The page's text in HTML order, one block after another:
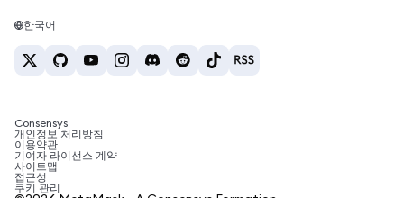
채용
테더 가격
BTC를 INR로 환전
ETH를 USDT로 환전
USDT 매수
SHIB 매수
BNB 매수
솔라나 지갑
암호화폐 세금 뉴스
암호화폐 매수 방법
비트코인 매도 방법
한국어
Consensys
개인정보 처리방침
이용약관
기여자 라이선스 계약
사이트맵
접근성
쿠키 관리